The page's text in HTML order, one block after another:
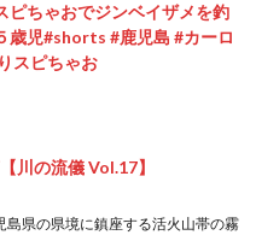
ピちゃおでジンベイザメを釣
歳児#shorts #鹿児島 #カーロ
スピちゃお
川の流儀 Vol.17】
島県の県境に鎮座する活火山帯の霧